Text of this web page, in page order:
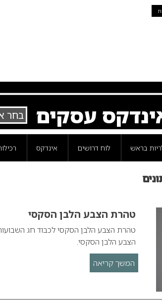
עסקים
בראש לוח דרושים אינדקס
טהרת הצבע הלבן הסקסי
טהרת הצבע הלבן הסקסי לכבוד חג
הצבע הלבן הסקסי.
המשך קריאה